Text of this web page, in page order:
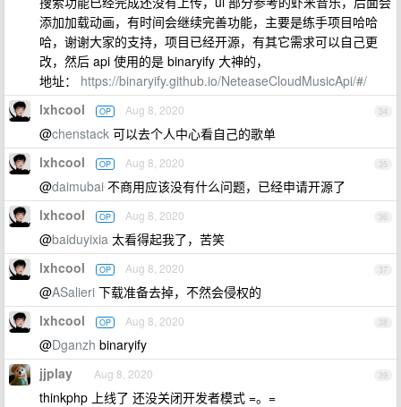
添加加载动画，有时间会继续完善功能，主要是练手项目哈哈
哈，谢谢大家的支持，项目已经开源，有其它需求可以自己更
改，然后 api 使用的是 binaryify 大神的，
地址： https://binaryify.github.io/NeteaseCloudMusicApi/#/
34
lxhcool OP Aug 8, 2020
@chenstack 可以去个人中心看自己的歌单
35
lxhcool OP Aug 8, 2020
@daimubai 不商用应该没有什么问题，已经申请开源了
36
lxhcool OP Aug 8, 2020
@baiduyixia 太看得起我了，苦笑
37
lxhcool OP Aug 8, 2020
@ASalieri 下载准备去掉，不然会侵权的
38
lxhcool OP Aug 8, 2020
@Dganzh binaryify
39
jjplay Aug 8, 2020
thinkphp 上线了 还没关闭开发者模式 =。=